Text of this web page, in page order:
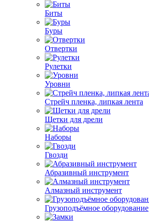
Биты
Буры
Отвертки
Рулетки
Уровни
Стрейч пленка, липкая лента
Щетки для дрели
Наборы
Гвозди
Абразивный инструмент
Алмазный инструмент
Грузоподъёмное оборудование